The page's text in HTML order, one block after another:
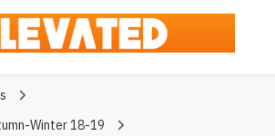
Winter 18-19